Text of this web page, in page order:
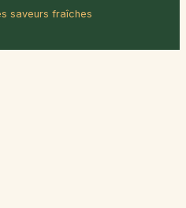
saveurs fraîches